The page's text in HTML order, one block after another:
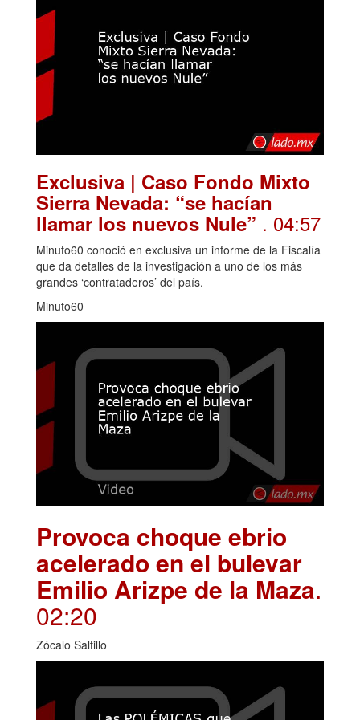
Exclusiva | Caso Fondo Mixto
Sierra Nevada: “se hacían
llamar los nuevos Nule” . 04:57
Minuto60 conoció en exclusiva un informe de la Fiscalía
que da detalles de la investigación a uno de los más
grandes ‘contrataderos’ del país.
Minuto60
Provoca choque ebrio
acelerado en el bulevar
Emilio Arizpe de la Maza.
02:20
Zócalo Saltillo